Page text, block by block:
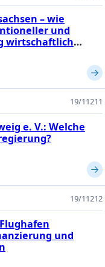
Landtag
Alle Reden
Abgeordneten.
Videothek
Lernen Sie
Abgeordneten in
– wie
und
wirtschaftlich
e. V.: Welche
19/11211
und
19/11212